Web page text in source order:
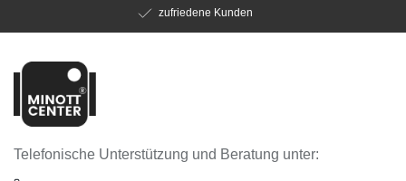
zufriedene Kunden
Telefonische Unterstützung und Beratung unter: